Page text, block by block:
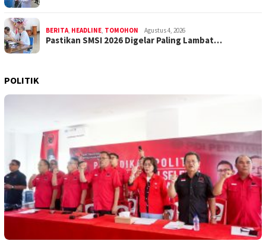
BERITA HEADLINE TOMOHON Agustus 4, 2026
Pastikan SMSI 2026 Digelar Paling Lambat…
POLITIK